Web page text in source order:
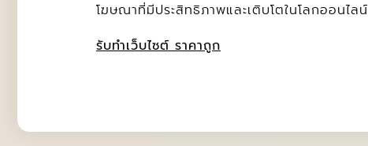
โฆษณาที่มีประสิทธิภาพและเติบโตในโลกออนไลน์
รับทำเว็บไซต์ ราคาถูก